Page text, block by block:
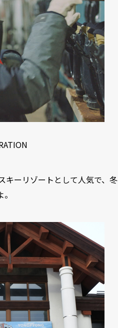
キーリゾートとして人気で、冬